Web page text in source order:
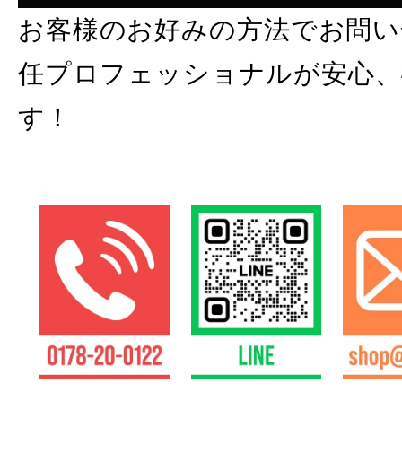
お客様のお好みの方法でお問
任プロフェッショナルが安心
す！